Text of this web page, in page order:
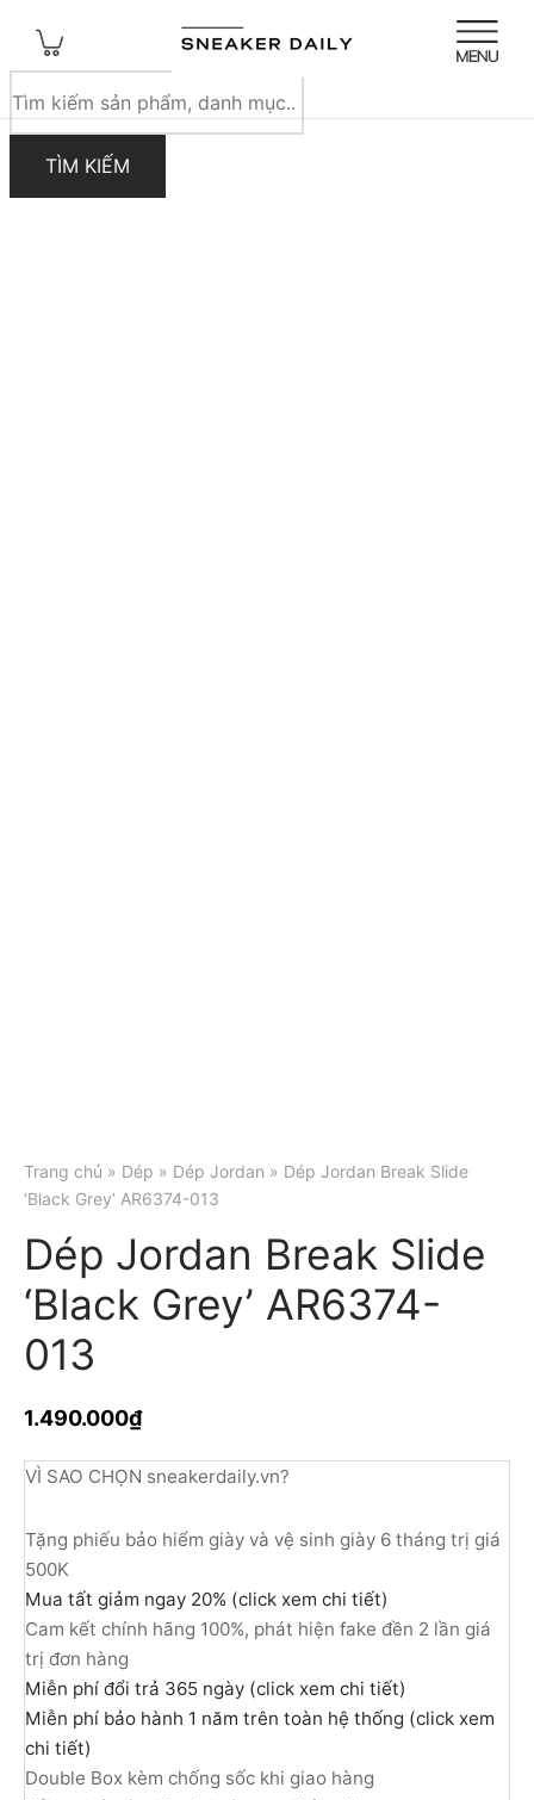
kiếm
TÌM KIẾM
Trang chủ » Dép » Dép Jordan » Dép Jordan Break Slide
‘Black Grey’ AR6374-013
Dép Jordan Break Slide
‘Black Grey’ AR6374-
013
1.490.000₫
VÌ SAO CHỌN sneakerdaily.vn?
Tặng phiếu bảo hiểm giày và vệ sinh giày 6 tháng trị giá
500K
Mua tất giảm ngay 20% (click xem chi tiết)
Cam kết chính hãng 100%, phát hiện fake đền 2 lần giá
trị đơn hàng
Miễn phí đổi trả 365 ngày (click xem chi tiết)
Miễn phí bảo hành 1 năm trên toàn hệ thống (click xem
chi tiết)
Double Box kèm chống sốc khi giao hàng